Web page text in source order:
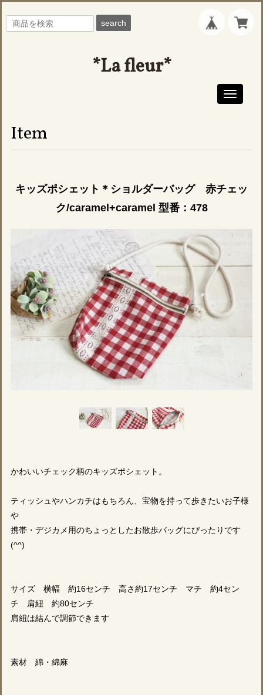
search
*La fleur*
Toggle
Item
キッズポシェット＊ショルダーバッグ 赤チェッ
ク/caramel+caramel 型番：478
かわいいチェック柄のキッズポシェット。
ティッシュやハンカチはもちろん、宝物を持って歩きたいお子様
や
携帯・デジカメ用のちょっとしたお散歩バッグにぴったりです
(^^)
サイズ 横幅 約16センチ 高さ約17センチ マチ 約4セン
チ 肩紐 約80センチ
肩紐は結んで調節できます
素材 綿・綿麻